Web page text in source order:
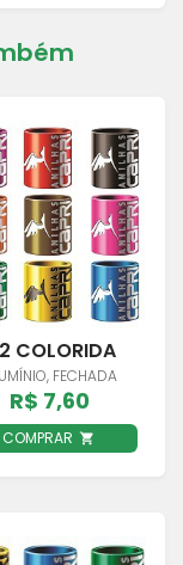
COLORIDA
FECHADA
R$ 7,60
COMPRAR